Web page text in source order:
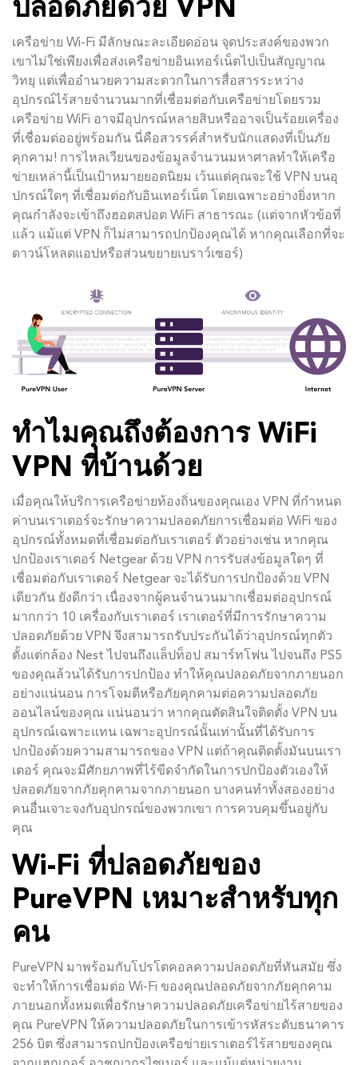
ปลอดภัยด้วย VPN
เครือข่าย Wi-Fi มีลักษณะละเอียดอ่อน จุดประสงค์ของพวก
เขาไม่ใช่เพียงเพื่อส่งเครือข่ายอินเทอร์เน็ตไปเป็นสัญญาณ
วิทยุ แต่เพื่ออำนวยความสะดวกในการสื่อสารระหว่าง
อุปกรณ์ไร้สายจำนวนมากที่เชื่อมต่อกับเครือข่ายโดยรวม
เครือข่าย WiFi อาจมีอุปกรณ์หลายสิบหรืออาจเป็นร้อยเครื่อง
ที่เชื่อมต่ออยู่พร้อมกัน นี่คือสวรรค์สำหรับนักแสดงที่เป็นภัย
คุกคาม! การไหลเวียนของข้อมูลจำนวนมหาศาลทำให้เครือ
ข่ายเหล่านี้เป็นเป้าหมายยอดนิยม เว้นแต่คุณจะใช้ VPN บนอุ
ปกรณ์ใดๆ ที่เชื่อมต่อกับอินเทอร์เน็ต โดยเฉพาะอย่างยิ่งหาก
คุณกำลังจะเข้าถึงฮอตสปอต WiFi สาธารณะ (แต่จากหัวข้อที่
แล้ว แม้แต่ VPN ก็ไม่สามารถปกป้องคุณได้ หากคุณเลือกที่จะ
ดาวน์โหลดแอปหรือส่วนขยายเบราว์เซอร์)
ทำไมคุณถึงต้องการ WiFi
VPN ที่บ้านด้วย
เมื่อคุณให้บริการเครือข่ายท้องถิ่นของคุณเอง VPN ที่กำหนด
ค่าบนเราเตอร์จะรักษาความปลอดภัยการเชื่อมต่อ WiFi ของ
อุปกรณ์ทั้งหมดที่เชื่อมต่อกับเราเตอร์ ตัวอย่างเช่น หากคุณ
ปกป้องเราเตอร์ Netgear ด้วย VPN การรับส่งข้อมูลใดๆ ที่
เชื่อมต่อกับเราเตอร์ Netgear จะได้รับการปกป้องด้วย VPN
เดียวกัน ยังดีกว่า เนื่องจากผู้คนจำนวนมากเชื่อมต่ออุปกรณ์
มากกว่า 10 เครื่องกับเราเตอร์ เราเตอร์ที่มีการรักษาความ
ปลอดภัยด้วย VPN จึงสามารถรับประกันได้ว่าอุปกรณ์ทุกตัว
ตั้งแต่กล้อง Nest ไปจนถึงแล็ปท็อป สมาร์ทโฟน ไปจนถึง PS5
ของคุณล้วนได้รับการปกป้อง ทำให้คุณปลอดภัยจากภายนอก
อย่างแน่นอน การโจมตีหรือภัยคุกคามต่อความปลอดภัย
ออนไลน์ของคุณ แน่นอนว่า หากคุณตัดสินใจติดตั้ง VPN บน
อุปกรณ์เฉพาะแทน เฉพาะอุปกรณ์นั้นเท่านั้นที่ได้รับการ
ปกป้องด้วยความสามารถของ VPN แต่ถ้าคุณติดตั้งมันบนเรา
เตอร์ คุณจะมีศักยภาพที่ไร้ขีดจำกัดในการปกป้องตัวเองให้
ปลอดภัยจากภัยคุกคามจากภายนอก บางคนทำทั้งสองอย่าง
คนอื่นเจาะจงกับอุปกรณ์ของพวกเขา การควบคุมขึ้นอยู่กับ
คุณ
Wi-Fi ที่ปลอดภัยของ
PureVPN เหมาะสำหรับทุก
คน
PureVPN มาพร้อมกับโปรโตคอลความปลอดภัยที่ทันสมัย ซึ่ง
จะทำให้การเชื่อมต่อ Wi-Fi ของคุณปลอดภัยจากภัยคุกคาม
ภายนอกทั้งหมดเพื่อรักษาความปลอดภัยเครือข่ายไร้สายของ
คุณ PureVPN ให้ความปลอดภัยในการเข้ารหัสระดับธนาคาร
256 บิต ซึ่งสามารถปกป้องเครือข่ายเราเตอร์ไร้สายของคุณ